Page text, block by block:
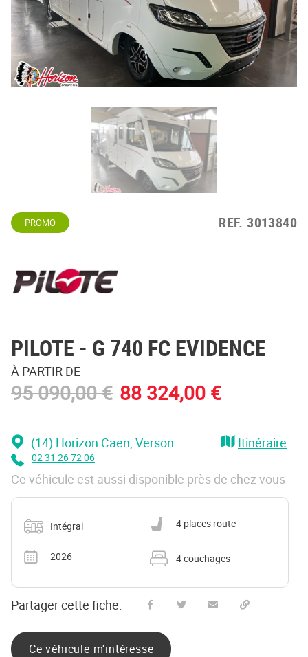
PROMO REF.3013840
PILOTE - G 740 FC EVIDENCE
À PARTIR DE
95 090,00 € 88 324,00 €
(14) Horizon Caen , Verson Itinéraire
02 31 26 72 06
Ce véhicule est aussi disponible près de chez vous
Catégorie
Intégral
Nombre de places carte grise
4 places route
Année
2026
Nombre de couchages
4 couchages
Partager cette fiche:
Ce véhicule m'intéresse